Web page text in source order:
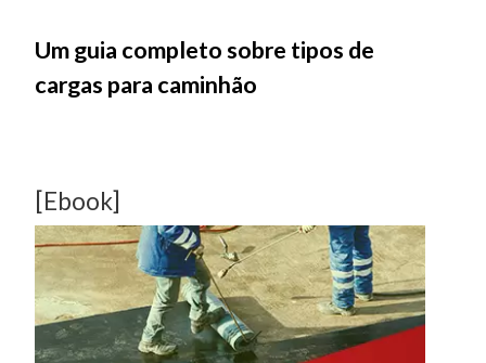
Um guia completo sobre tipos de
cargas para caminhão
[Ebook]